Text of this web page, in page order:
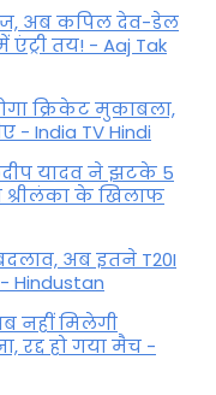
अब कपिल देव-डेल
एंट्री तय! - Aaj Tak
क्रिकेट मुकाबला,
India TV Hindi
यादव ने झटके 5
श्रीलंका के खिलाफ
अब इतने T20I
Hindustan
नहीं मिलेगी
रद्द हो गया मैच -